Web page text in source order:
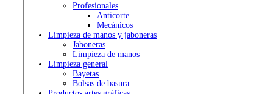
Profesionales
Anticorte
Mecánicos
Limpieza de manos y jaboneras
Jaboneras
Limpieza de manos
Limpieza general
Bayetas
Bolsas de basura